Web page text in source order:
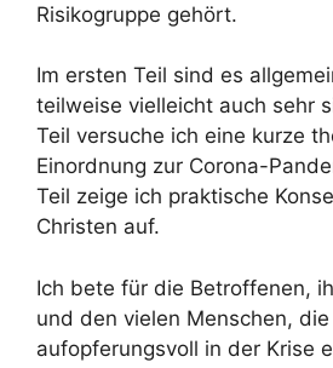
Risikogruppe gehört.
Im ersten Teil sind es
teilweise vielleicht auch sehr
Teil versuche ich eine kurze
Einordnung zur Corona-
Teil zeige ich praktische
Christen auf.
Ich bete für die Betroffenen,
und den vielen Menschen,
aufopferungsvoll in der Krise